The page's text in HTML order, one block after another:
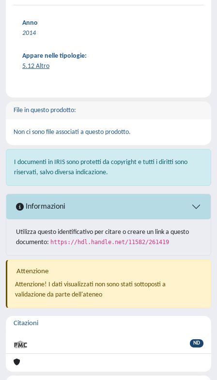
Anno
2014
Appare nelle tipologie:
5.12 Altro
File in questo prodotto:
Non ci sono file associati a questo prodotto.
I documenti in IRIS sono protetti da copyright e tutti i diritti sono
riservati, salvo diversa indicazione.
Informazioni
Utilizza questo identificativo per citare o creare un link a questo
documento: https://hdl.handle.net/11582/261419
Attenzione
Attenzione! I dati visualizzati non sono stati sottoposti a
validazione da parte dell'ateneo
Citazioni
ND